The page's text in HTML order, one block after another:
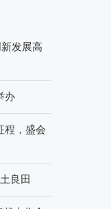
发展高
办
程，盛会
良田